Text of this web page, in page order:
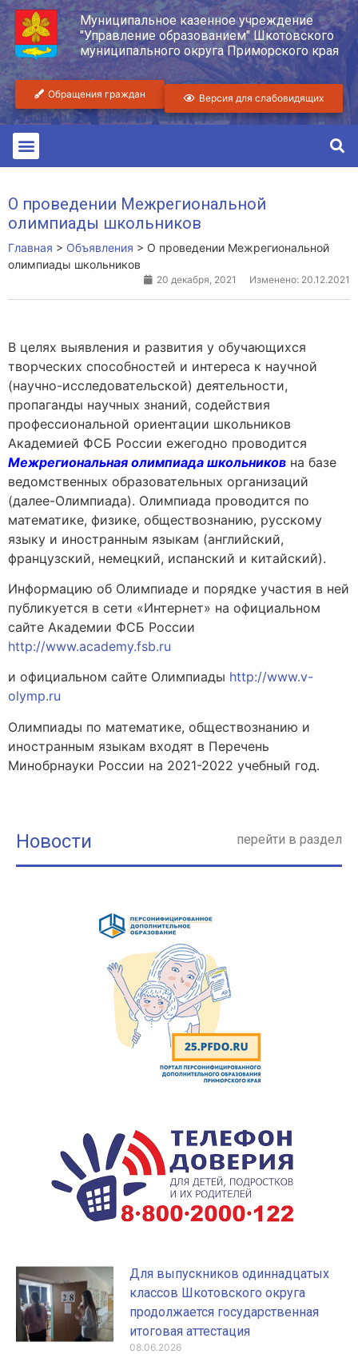
Муниципальное казенное учреждение
"Управление образованием" Шкотовского
муниципального округа Приморского края
Обращения граждан Версия для слабовидящих
О проведении Межрегиональной
олимпиады школьников
Главная > Объявления > О проведении Межрегиональной
олимпиады школьников
20 декабря, 2021 Изменено: 20.12.2021
В целях выявления и развития у обучающихся
творческих способностей и интереса к научной
(научно-исследовательской) деятельности,
пропаганды научных знаний, содействия
профессиональной ориентации школьников
Академией ФСБ России ежегодно проводится
Межрегиональная олимпиада школьников на базе
ведомственных образовательных организаций
(далее-Олимпиада). Олимпиада проводится по
математике, физике, обществознанию, русскому
языку и иностранным языкам (английский,
французский, немецкий, испанский и китайский).
Информацию об Олимпиаде и порядке участия в ней
публикуется в сети «Интернет» на официальном
сайте Академии ФСБ России
http://www.academy.fsb.ru
и официальном сайте Олимпиады http://www.v-
olymp.ru
Олимпиады по математике, обществознанию и
иностранным языкам входят в Перечень
Минобрнауки России на 2021-2022 учебный год.
Новости перейти в раздел
Для выпускников одиннадцатых
классов Шкотовского округа
продолжается государственная
итоговая аттестация
08.06.2026